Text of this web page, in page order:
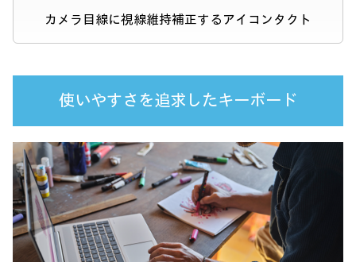
カメラ目線に視線維持補正する アイコンタクト
使いやすさを追求したキーボード